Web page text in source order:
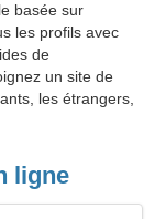
basée sur
les profils avec
de
un site de
les étrangers,
ligne